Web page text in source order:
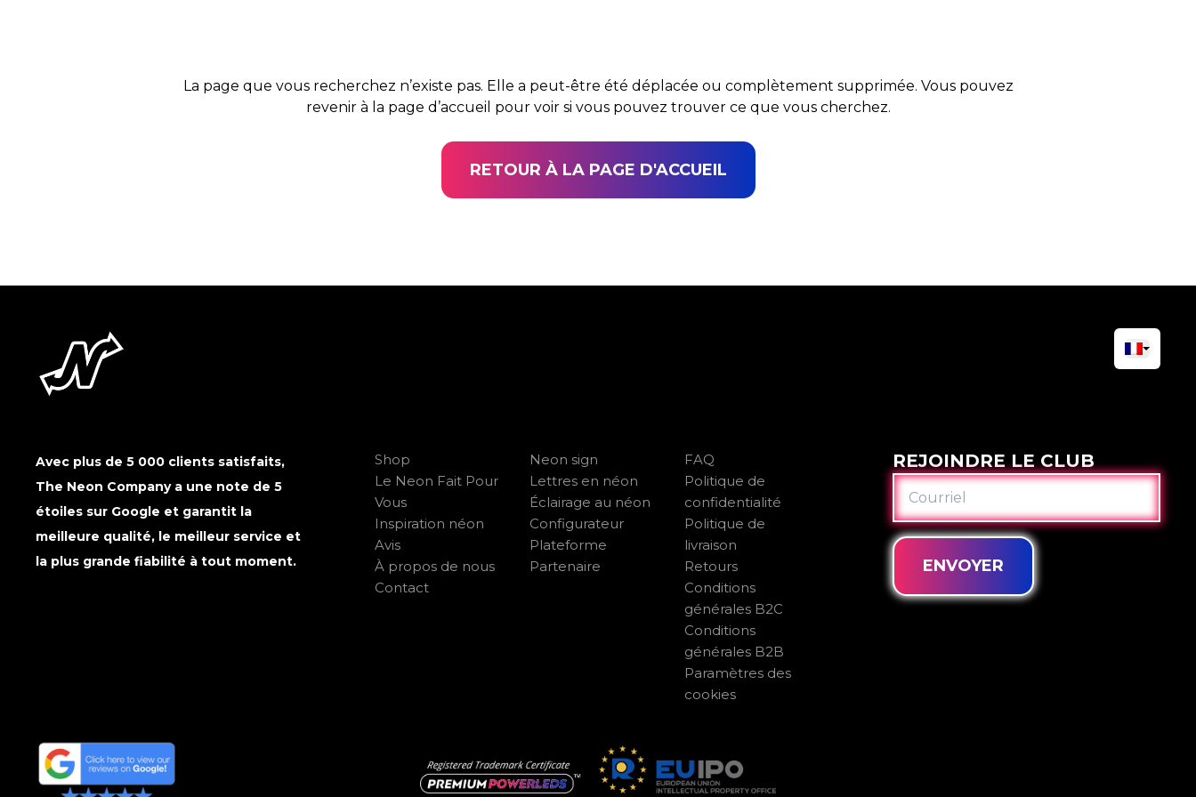
La page que vous recherchez n’existe pas. Elle a peut-être été déplacée ou complètement supprimée. Vous pouvez
revenir à la page d’accueil pour voir si vous pouvez trouver ce que vous cherchez.
RETOUR À LA PAGE D'ACCUEIL
Avec plus de 5 000 clients satisfaits,
The Neon Company a une note de 5
étoiles sur Google et garantit la
meilleure qualité, le meilleur service et
la plus grande fiabilité à tout moment.
Shop
Le Neon Fait Pour
Vous
Inspiration néon
Avis
À propos de nous
Contact
Neon sign
Lettres en néon
Éclairage au néon
Configurateur
Plateforme
Partenaire
FAQ
Politique de
confidentialité
Politique de
livraison
Retours
Conditions
générales B2C
Conditions
générales B2B
Paramètres des
cookies
REJOINDRE LE CLUB
COURRIEL
ENVOYER